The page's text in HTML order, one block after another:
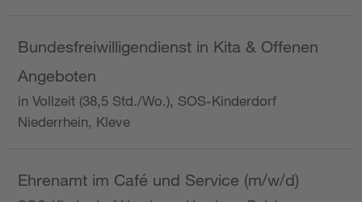
Bundesfreiwilligendienst in Kita & Offenen
Angeboten
in Vollzeit (38,5 Std./Wo.), SOS-Kinderdorf
Niederrhein, Kleve
Ehrenamt im Café und Service (m/w/d)